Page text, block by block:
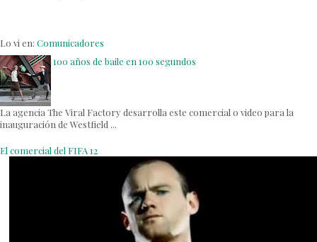
Lo vi en: Comunicadores
100 años de baile en 100 segundos
La agencia The Viral Factory desarrolla este comercial o video para la
inauguración de Westfield ...
El comercial del FIFA 12